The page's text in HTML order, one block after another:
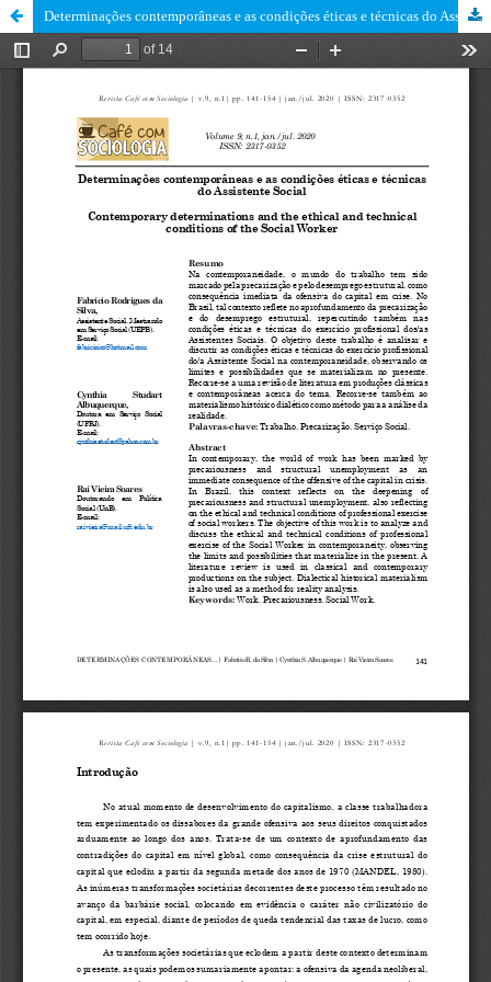
Determinações contemporâneas e as condições éticas e técnicas do Assistente Social